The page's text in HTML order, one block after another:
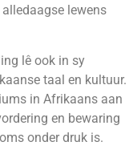
lewens
lê ook in sy
taal en kultuur.
in Afrikaans aan
en bewaring
onder druk is.